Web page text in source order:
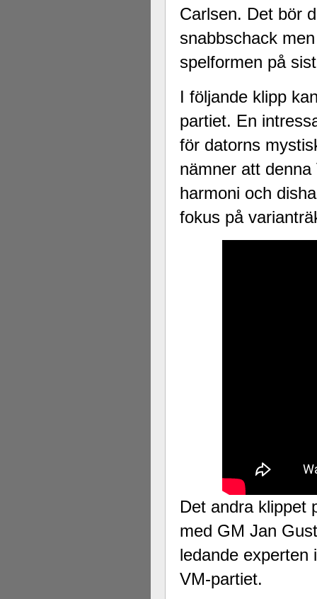
Carlsen. Det bör
snabbschack
spelformen på
I följande klipp
partiet. En
för datorns
nämner att
harmoni och
fokus på
Det andra klippet
med GM Jan
ledande experten
VM-partiet.